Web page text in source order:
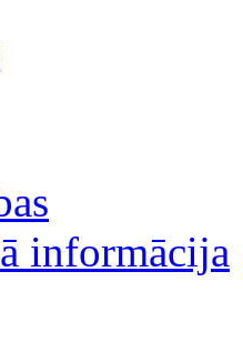
informācija